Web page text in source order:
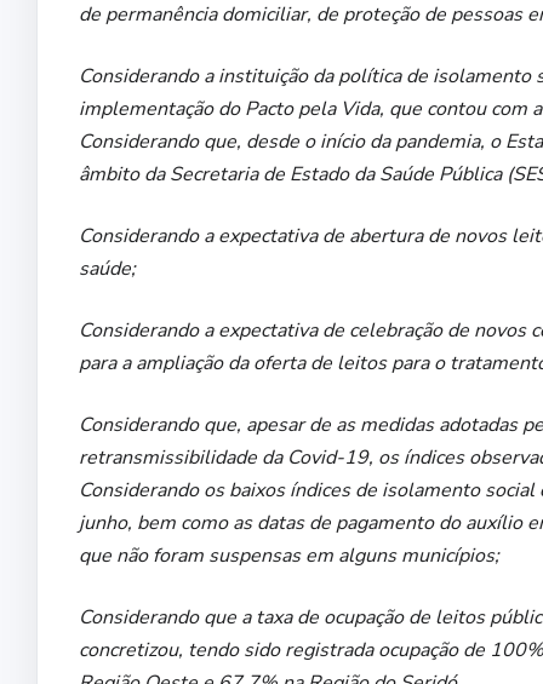
de permanência domiciliar, de proteção de pessoas
Considerando a instituição da política de isolamento
implementação do Pacto pela Vida, que contou com
Considerando que, desde o início da pandemia, o
âmbito da Secretaria de Estado da Saúde Pública
Considerando a expectativa de abertura de novos
saúde;
Considerando a expectativa de celebração de novos
para a ampliação da oferta de leitos para o
Considerando que, apesar de as medidas adotadas
retransmissibilidade da Covid-19, os índices
Considerando os baixos índices de isolamento
junho, bem como as datas de pagamento do auxílio
que não foram suspensas em alguns municípios;
Considerando que a taxa de ocupação de leitos
concretizou, tendo sido registrada ocupação de